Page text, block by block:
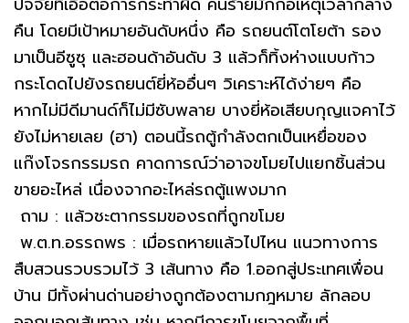
คืน โดยมีเป้าหมายอันดับหนึ่ง คือ รถยนต์โตโยต้า รอง
มาเป็นอีซูซุ และฮอนด้าอันดับ 3 แล้วก็ทิ้งห่างแบบก้าว
กระโดดไปยังรถยนต์ยี่ห้ออื่นๆ วิเคราะห์ได้ง่ายๆ คือ
หากไม่มีดีมานด์ก็ไม่มีซับพลาย บางยี่ห้อเสียบกุญแจคาไว้
ยังไม่หายเลย (ฮา) ตอนนี้รถตู้กำลังตกเป็นเหยื่อของ
แก๊งโจรกรรมรถ คาดการณ์ว่าอาจขโมยไปแยกชิ้นส่วน
ขายอะไหล่ เนื่องจากอะไหล่รถตู้แพงมาก
ถาม : แล้วชะตากรรมของรถที่ถูกขโมย
พ.ต.ท.อรรถพร : เมื่อรถหายแล้วไปไหน แนวทางการ
สืบสวนรวบรวมไว้ 3 เส้นทาง คือ 1.ออกสู่ประเทศเพื่อน
บ้าน มีทั้งผ่านด่านอย่างถูกต้องตามกฎหมาย ลักลอบ